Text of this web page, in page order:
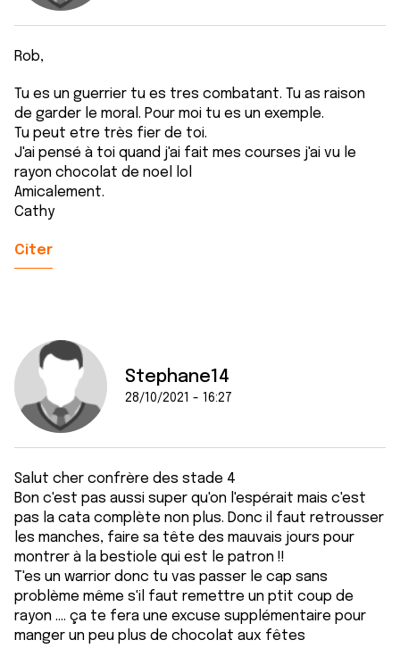
Rob,
Tu es un guerrier tu es tres combatant. Tu as raison
de garder le moral. Pour moi tu es un exemple.
Tu peut etre très fier de toi.
J'ai pensé à toi quand j'ai fait mes courses j'ai vu le
rayon chocolat de noel lol
Amicalement.
Cathy
Citer
Stephane14
28/10/2021 - 16:27
Salut cher confrère des stade 4
Bon c'est pas aussi super qu'on l'espérait mais c'est
pas la cata complète non plus. Donc il faut retrousser
les manches, faire sa tête des mauvais jours pour
montrer à la bestiole qui est le patron !!
T'es un warrior donc tu vas passer le cap sans
problème même s'il faut remettre un ptit coup de
rayon .... ça te fera une excuse supplémentaire pour
manger un peu plus de chocolat aux fêtes